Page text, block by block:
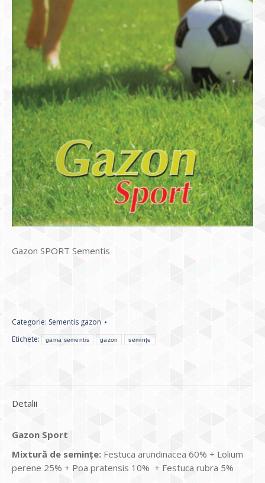
Gazon SPORT Sementis
Categorie: Sementis gazon
Etichete:
gama sementis gazon semințe
Detalii
Gazon Sport
Mixtură de seminţe: Festuca arundinacea 60% + Lolium
perene 25% + Poa pratensis 10% + Festuca rubra 5%